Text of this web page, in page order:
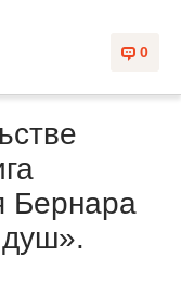
0
Бернара